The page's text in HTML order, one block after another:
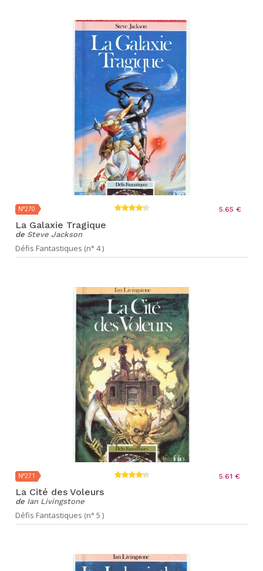
N°270 5.65 €
La Galaxie Tragique
de Steve Jackson
Défis Fantastiques (n° 4 )
N°271 5.61 €
La Cité des Voleurs
de Ian Livingstone
Défis Fantastiques (n° 5 )